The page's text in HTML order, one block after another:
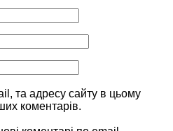
та адресу сайту в цьому
коментарів.